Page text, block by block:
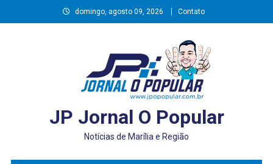
to
domingo, agosto 09, 2026 Contato
JP Jornal O Popular
Notícias de Marília e Região